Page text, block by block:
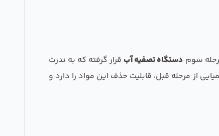
سوم دستگاه تصفیه آب قرار گرفته که به ندرت
از مرحله قبل، قابلیت حذف این مواد را دارد و